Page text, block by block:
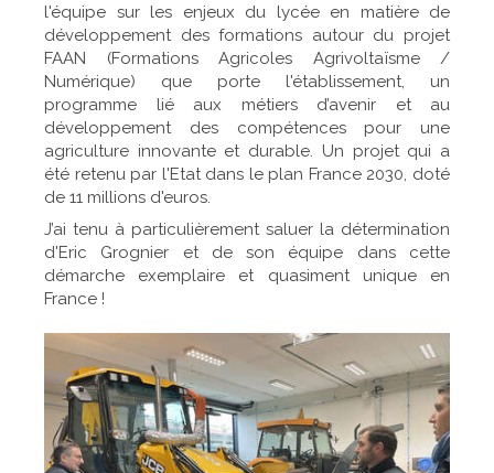
l'équipe sur les enjeux du lycée en matière de
développement des formations autour du projet
FAAN (Formations Agricoles Agrivoltaïsme /
Numérique) que porte l'établissement, un
programme lié aux métiers d’avenir et au
développement des compétences pour une
agriculture innovante et durable. Un projet qui a
été retenu par l'Etat dans le plan France 2030, doté
de 11 millions d'euros.
J’ai tenu à particulièrement saluer la détermination
d'Eric Grognier et de son équipe dans cette
démarche exemplaire et quasiment unique en
France !